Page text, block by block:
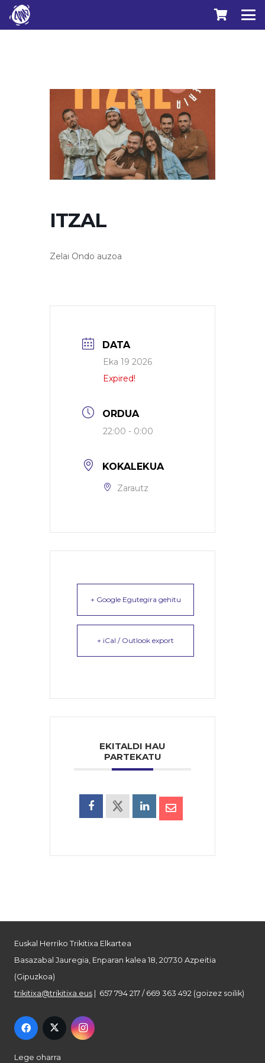
ITZAL
Zelai Ondo auzoa
DATA
Eka 19 2026
Expired!
ORDUA
22:00 - 0:00
KOKALEKUA
Zarautz
+ Google Egutegira gehitu
+ iCal / Outlook export
EKITALDI HAU
PARTEKATU
Euskal Herriko Trikitixa Elkartea
Basazabal Jauregia, Enparan kalea 18, 20730 Azpeitia
(Gipuzkoa)
trikitixa@trikitixa.eus | 657 794 217 / 669 363 492 (goizez soilik)
Lege oharra